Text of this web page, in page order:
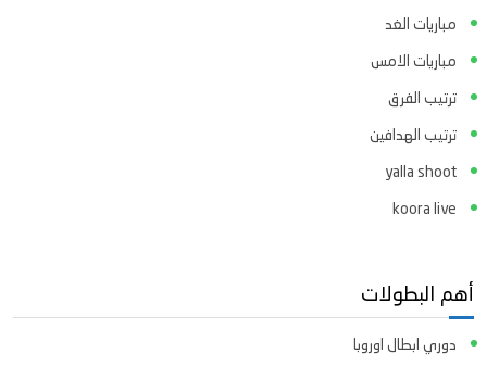
مباريات الغد
مباريات الامس
ترتيب الفرق
ترتيب الهدافين
yalla shoot
koora live
أهم البطولات
دوري ابطال اوروبا